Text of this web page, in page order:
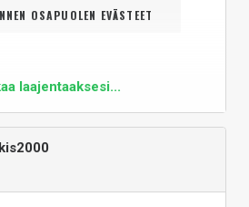
OSAPUOLEN EVÄSTEET
laajentaaksesi...